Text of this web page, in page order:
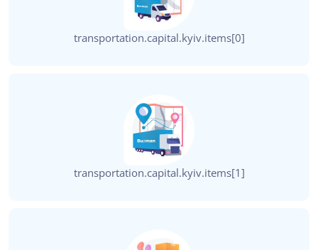
transportation.capital.kyiv.items[0]
transportation.capital.kyiv.items[1]